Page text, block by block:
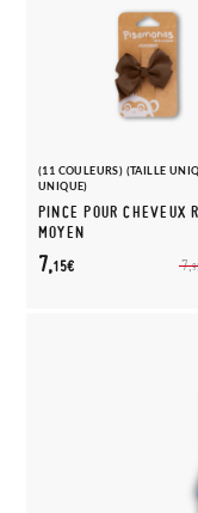
(11 COULEURS) (TAILLE
UNIQUE)
PINCE POUR CHEVEUX
MOYEN
7,
7,15€